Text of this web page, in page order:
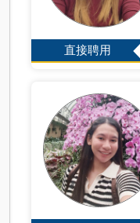
直接聘用